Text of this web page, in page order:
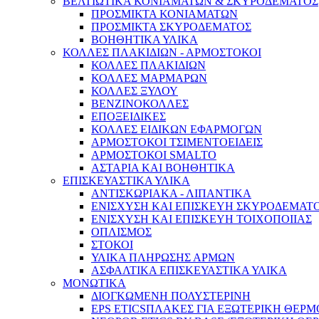
ΠΡΟΣΜΙΚΤΑ ΚΟΝΙΑΜΑΤΩΝ
ΠΡΟΣΜΙΚΤΑ ΣΚΥΡΟΔΕΜΑΤΟΣ
ΒΟΗΘΗΤΙΚΑ ΥΛΙΚΑ
ΚΟΛΛΕΣ ΠΛΑΚΙΔΙΩΝ - ΑΡΜΟΣΤΟΚΟΙ
ΚΟΛΛΕΣ ΠΛΑΚΙΔΙΩΝ
ΚΟΛΛΕΣ ΜΑΡΜΑΡΩΝ
ΚΟΛΛΕΣ ΞΥΛΟΥ
ΒΕΝΖΙΝΟΚΟΛΛΕΣ
ΕΠΟΞΕΙΔΙΚΕΣ
ΚΟΛΛΕΣ ΕΙΔΙΚΩΝ ΕΦΑΡΜΟΓΩΝ
ΑΡΜΟΣΤΟΚΟΙ ΤΣΙΜΕΝΤΟΕΙΔΕΙΣ
ΑΡΜΟΣΤΟΚΟΙ SMALTO
ΑΣΤΑΡΙΑ ΚΑΙ ΒΟΗΘΗΤΙΚΑ
ΕΠΙΣΚΕΥΑΣΤΙΚΑ ΥΛΙΚΑ
ΑΝΤΙΣΚΩΡΙΑΚΑ - ΛΙΠΑΝΤΙΚΑ
ΕΝΙΣΧΥΣΗ ΚΑΙ ΕΠΙΣΚΕΥΗ
ΕΝΙΣΧΥΣΗ ΚΑΙ ΕΠΙΣΚΕΥΗ ΤΟΙΧΟΠΟΙΙΑΣ
ΟΠΛΙΣΜΟΣ
ΣΤΟΚΟΙ
ΥΛΙΚΑ ΠΛΗΡΩΣΗΣ ΑΡΜΩΝ
ΑΣΦΑΛΤΙΚΑ ΕΠΙΣΚΕΥΑΣΤΙΚΑ ΥΛΙΚΑ
ΜΟΝΩΤΙΚΑ
ΔΙΟΓΚΩΜΕΝΗ ΠΟΛΥΣΤΕΡΙΝΗ
EPS ETICSΠΛΑΚΕΣ ΓΙΑ ΕΞΩΤΕΡΙΚΗ